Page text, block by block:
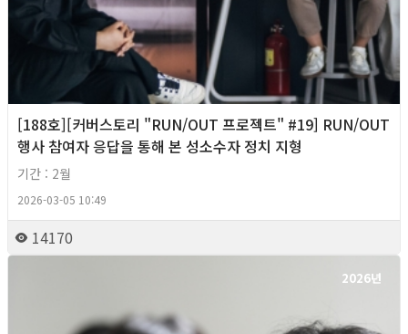
[188호][커버스토리 "RUN/OUT 프로젝트" #19] RUN/OUT
행사 참여자 응답을 통해 본 성소수자 정치 지형
기간 : 2월
2026-03-05 10:49
14170
2026년